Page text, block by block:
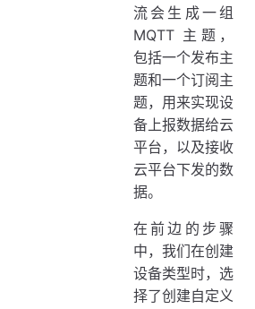
流会生成一组
MQTT 主题，
包括一个发布主
题和一个订阅主
题，用来实现设
备上报数据给云
平台，以及接收
云平台下发的数
据。
在前边的步骤
中，我们在创建
设备类型时，选
择了创建自定义